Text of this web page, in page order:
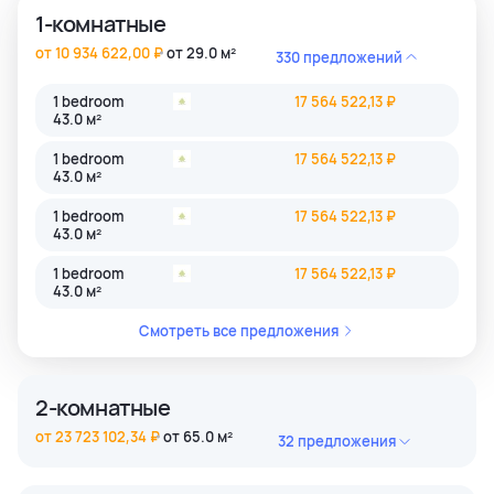
1-комнатные
от 29.0 м²
от 10 934 622,00 ₽ 330 предложений
1 bedroom
43.0 м²
17 564 522,13 ₽
1 bedroom
43.0 м²
17 564 522,13 ₽
1 bedroom
43.0 м²
17 564 522,13 ₽
1 bedroom
43.0 м²
17 564 522,13 ₽
Смотреть все предложения
2-комнатные
от 65.0 м²
от 23 723 102,34 ₽ 32 предложения